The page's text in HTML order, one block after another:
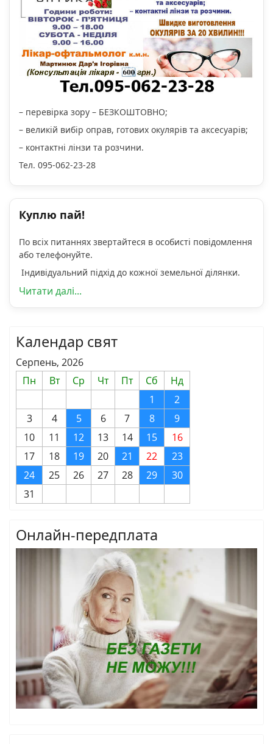
– перевірка зору – БЕЗКОШТОВНО;
– великій вибір оправ, готових окулярів та аксесуарів;
– контактні лінзи та розчини.
Тел. 095-062-23-28
Куплю пай!
По всіх питаннях звертайтеся в особисті повідомлення
або телефонуйте.
Індивідуальний підхід до кожної земельної ділянки.
Читати далі...
Календар свят
Серпень, 2026
Пн
Вт Ср Чт Пт Сб
Нд
1
2
3
4 5 6 7 8
9
10
11 12 13 14 15
16
17
18 19 20 21 22
23
24
25 26 27 28 29
30
31
Онлайн-передплата